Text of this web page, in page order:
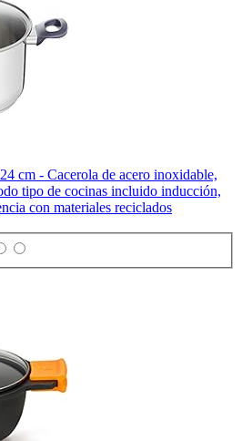
cm - Cacerola de acero inoxidable,
tipo de cocinas incluido inducción,
con materiales reciclados